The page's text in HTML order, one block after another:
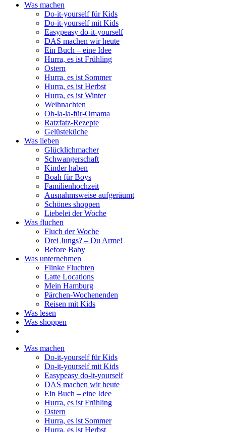
Was machen
Do-it-yourself für Kids
Do-it-yourself mit Kids
Easypeasy do-it-yourself
DAS machen wir heute
Ein Buch – eine Idee
Hurra, es ist Frühling
Ostern
Hurra, es ist Sommer
Hurra, es ist Herbst
Hurra, es ist Winter
Weihnachten
Oh-la-la-für-Omama
Ratzfatz-Rezepte
Gelüsteküche
Was lieben
Glücklichmacher
Schwangerschaft
Kinder haben
Boah für Boys
Familienhochzeit
Ausnahmsweise aufgeräumt
Schönes shoppen
Liebelei der Woche
Was fluchen
Fluch der Woche
Drei Jungs? – Du Arme!
Before Baby
Was unternehmen
Flinke Fluchten
Latte Locations
Mein Hamburg
Pärchen-Wochenenden
Reisen mit Kids
Was lesen
Was shoppen
Was machen
Do-it-yourself für Kids
Do-it-yourself mit Kids
Easypeasy do-it-yourself
DAS machen wir heute
Ein Buch – eine Idee
Hurra, es ist Frühling
Ostern
Hurra, es ist Sommer
Hurra, es ist Herbst